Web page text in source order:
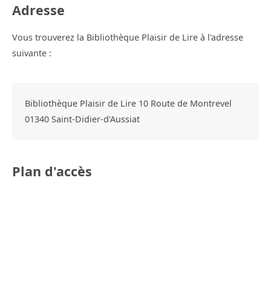
Adresse
Vous trouverez la Bibliothèque Plaisir de Lire à l'adresse
suivante :
Bibliothèque Plaisir de Lire 10 Route de Montrevel
01340 Saint-Didier-d'Aussiat
Plan d'accès